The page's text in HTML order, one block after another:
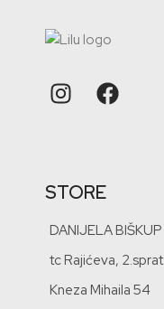
STORE
DANIJELA BIŠKUP
tc Rajićeva, 2.sprat
Kneza Mihaila 54